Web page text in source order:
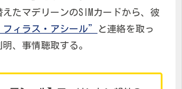
えたマデリーンのSIMカードから、彼
ィラス・アシール”
と連絡を取っ
、事情聴取する。